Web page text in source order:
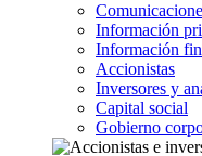
Información
Información
Accionistas
Inversores y
Capital social
Gobierno